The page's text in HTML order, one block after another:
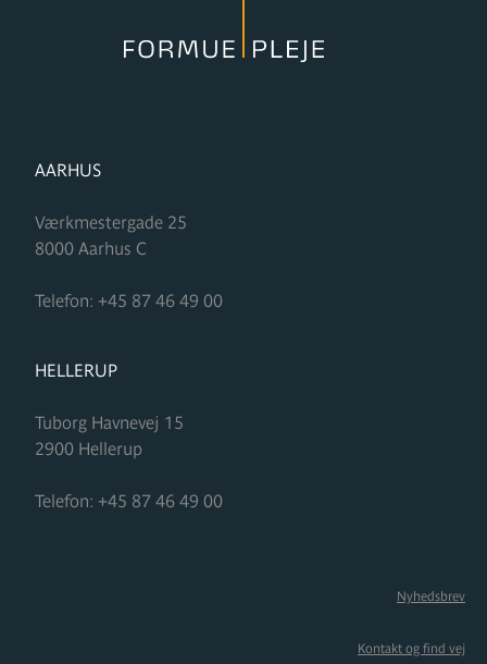
FORMUPLEJE
AARHUS
Værkmestergade 25
8000 Aarhus C
Telefon: +45 87 46 49 00
FORMUPLEJE
HELLERUP
Tuborg Havnevej 15
2900 Hellerup
Telefon: +45 87 46 49 00
Nyhedsbrev
Kontakt og find vej